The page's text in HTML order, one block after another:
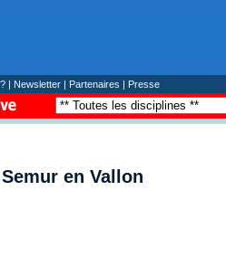
| Newsletter | Partenaires | Presse
en Vallon